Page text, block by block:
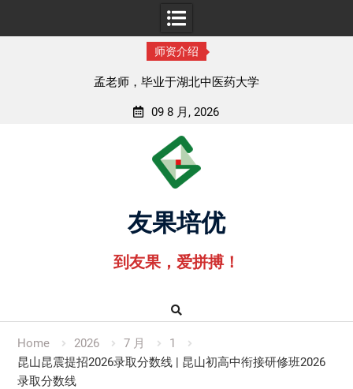
师资介绍
孟老师，毕业于湖北中医药大学
09 8 月, 2026
友果培优
到友果，爱拼搏！
Home 2026 7 月
1
昆山昆震提招2026录取分数线 | 昆山初高中衔接研修班2026
录取分数线